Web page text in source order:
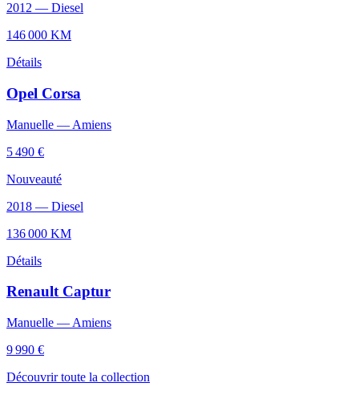
2012 — Diesel
146 000 KM
Détails
Opel Corsa
Manuelle — Amiens
5 490 €
Nouveauté
2018 — Diesel
136 000 KM
Détails
Renault Captur
Manuelle — Amiens
9 990 €
Découvrir toute la collection